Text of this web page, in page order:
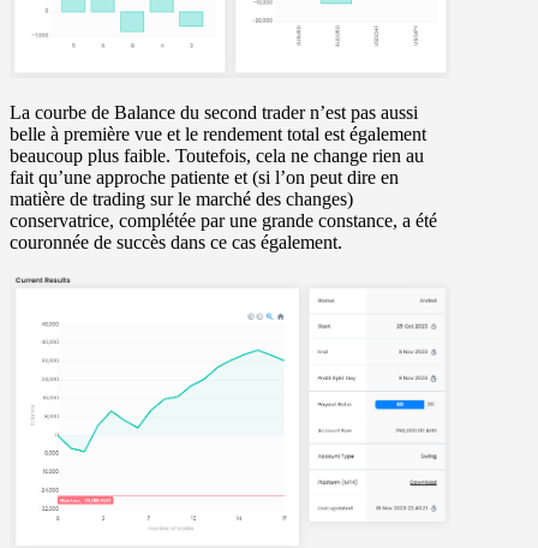
La courbe de Balance du second trader n’est pas aussi
belle à première vue et le rendement total est également
beaucoup plus faible. Toutefois, cela ne change rien au
fait qu’une approche patiente et (si l’on peut dire en
matière de trading sur le marché des changes)
conservatrice, complétée par une grande constance, a été
couronnée de succès dans ce cas également.